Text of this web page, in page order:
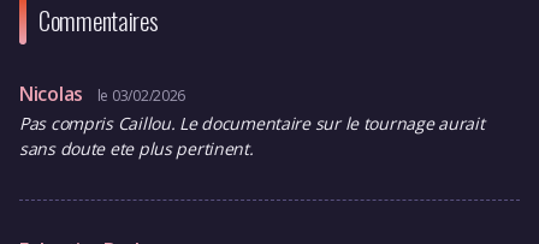
Commentaires
Nicolas le 03/02/2026
Pas compris Caillou. Le documentaire sur le tournage aurait
sans doute ete plus pertinent.